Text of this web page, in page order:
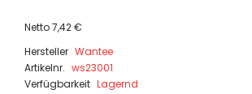
Netto 7,42 €
Hersteller Wantee
Artikelnr. ws23001
Verfügbarkeit Lagernd